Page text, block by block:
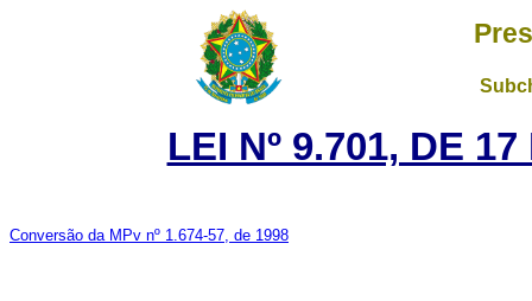
LEI Nº 9.701, DE
Conversão da MPv nº 1.674-57, de 1998